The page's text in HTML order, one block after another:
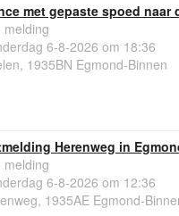
met gepaste spoed naar
melding
6-8-2026 om 18:36
1935BN Egmond-Binnen
Herenweg in
melding
6-8-2026 om 12:36
1935AE Egmond-